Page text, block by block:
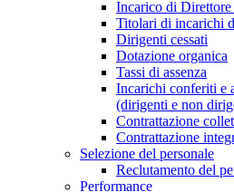
Incarico di Direttore
Titolari di incarichi
Dirigenti cessati
Dotazione organica
Tassi di assenza
Incarichi conferiti e
(dirigenti e non
Contrattazione
Contrattazione
Selezione del personale
Reclutamento del
Performance